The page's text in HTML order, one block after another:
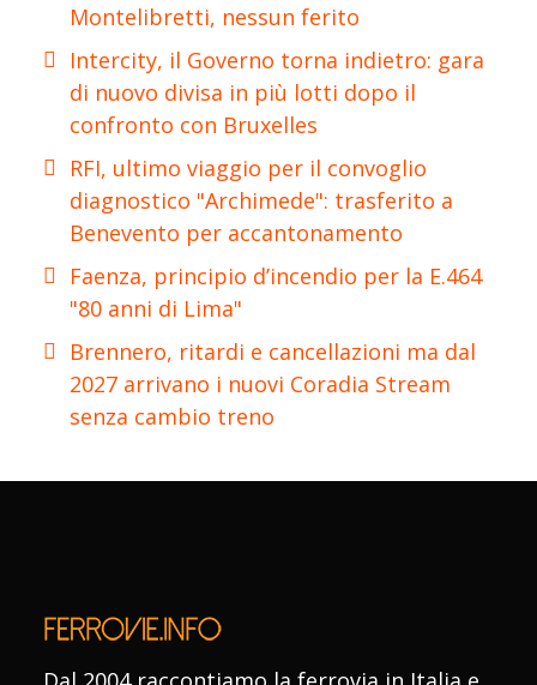
Montelibretti, nessun ferito
Intercity, il Governo torna indietro: gara
di nuovo divisa in più lotti dopo il
confronto con Bruxelles
RFI, ultimo viaggio per il convoglio
diagnostico "Archimede": trasferito a
Benevento per accantonamento
Faenza, principio d’incendio per la E.464
"80 anni di Lima"
Brennero, ritardi e cancellazioni ma dal
2027 arrivano i nuovi Coradia Stream
senza cambio treno